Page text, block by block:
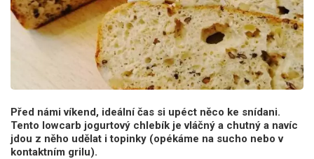
Před námi víkend, ideální čas si upéct něco ke snídani.
Tento lowcarb jogurtový chlebík je vláčný a chutný a navíc
jdou z něho udělat i topinky (opékáme na sucho nebo v
kontaktním grilu).